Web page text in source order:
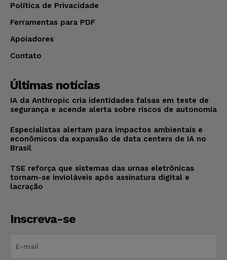
Política de Privacidade
Ferramentas para PDF
Apoiadores
Contato
Últimas notícias
IA da Anthropic cria identidades falsas em teste de
segurança e acende alerta sobre riscos de autonomia
Especialistas alertam para impactos ambientais e
econômicos da expansão de data centers de IA no
Brasil
TSE reforça que sistemas das urnas eletrônicas
tornam-se invioláveis após assinatura digital e
lacração
Inscreva-se